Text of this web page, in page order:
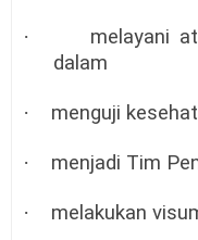
·
melayani
dalam
· menguji
· menjadi Tim
· melakukan